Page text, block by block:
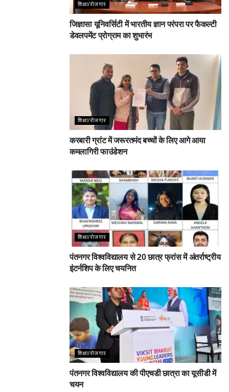
शिक्षा/रोजगार
जिज्ञासा यूनिवर्सिटी में भारतीय ज्ञान परंपरा पर फैकल्टी
डेवलपमेंट प्रोग्राम का शुभारंभ
शिक्षा/रोजगार
करबारी ग्रांट में जरूरतमंद बच्चों के लिए आगे आया
कमलागिरी फाउंडेशन
शिक्षा/रोजगार
पंतनगर विश्वविद्यालय से 20 छात्र फ्रांस में अंतर्राष्ट्रीय
इंटर्नशिप के लिए चयनित
शिक्षा/रोजगार
पंतनगर विश्वविद्यालय की पीएचडी छात्रा का यूसीडी में
चयन